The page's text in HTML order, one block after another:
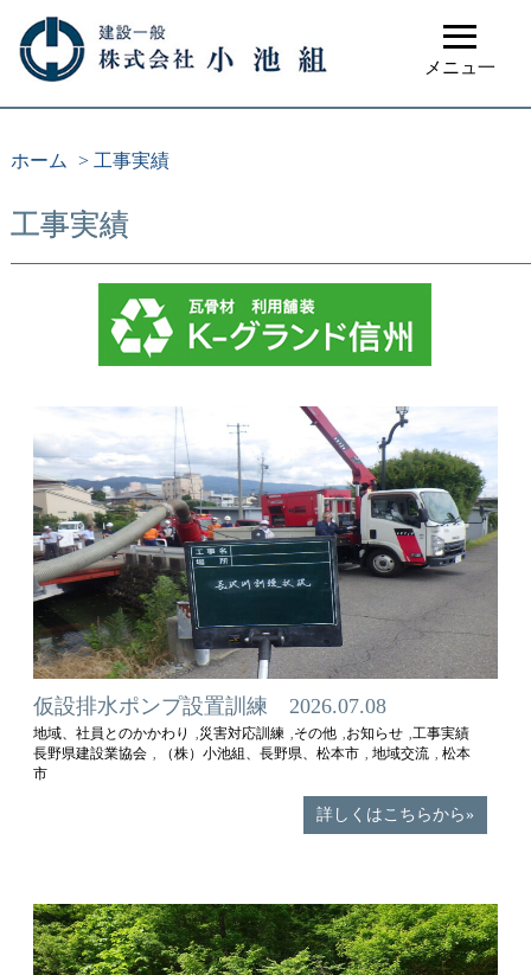
≡
メニュ一
ホーム > 工事実績
工事実績
仮設排水ポンプ設置訓練 2026.07.08
地域、社員とのかかわり ,災害対応訓練 ,その他 ,お知らせ ,工事実績
長野県建設業協会 , （株）小池組、長野県、松本市 , 地域交流 , 松本
市
詳しくはこちらから»